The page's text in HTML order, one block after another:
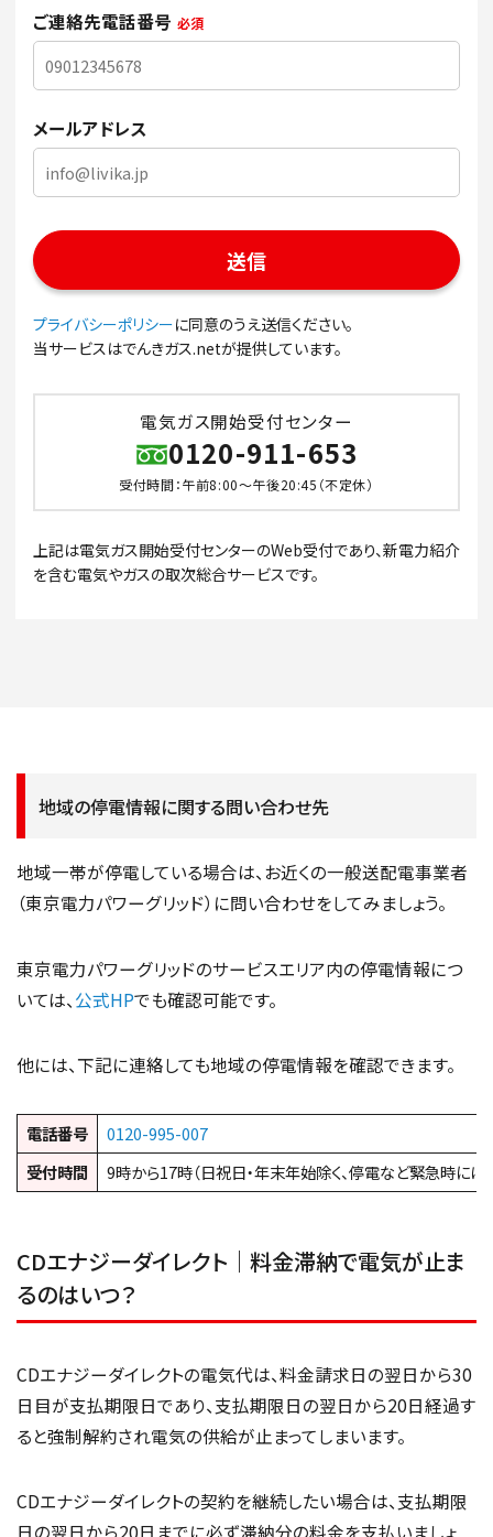
ご連絡先電話番号 必須
メールアドレス
プライバシーポリシーに同意のうえ送信ください。
当サービスはでんきガス.netが提供しています。
電気ガス開始受付センター
0120-911-653
受付時間：午前8:00～午後20:45（不定休）
上記は電気ガス開始受付センターのWeb受付であり、新電力紹介
を含む電気やガスの取次総合サービスです。
地域の停電情報に関する問い合わせ先
地域一帯が停電している場合は、お近くの一般送配電事業者
（東京電力パワーグリッド）に問い合わせをしてみましょう。
東京電力パワーグリッドのサービスエリア内の停電情報につ
いては、公式HPでも確認可能です。
他には、下記に連絡しても地域の停電情報を確認できます。
電話番号
0120-995-007
受付時間
9時から17時（日祝日・年末年始除く、停電など緊急時には
CDエナジーダイレクト｜料金滞納で電気が止ま
るのはいつ？
CDエナジーダイレクトの電気代は、料金請求日の翌日から30
日目が支払期限日であり、支払期限日の翌日から20日経過す
ると強制解約され電気の供給が止まってしまいます。
CDエナジーダイレクトの契約を継続したい場合は、支払期限
日の翌日から20日までに必ず滞納分の料金を支払いましょ